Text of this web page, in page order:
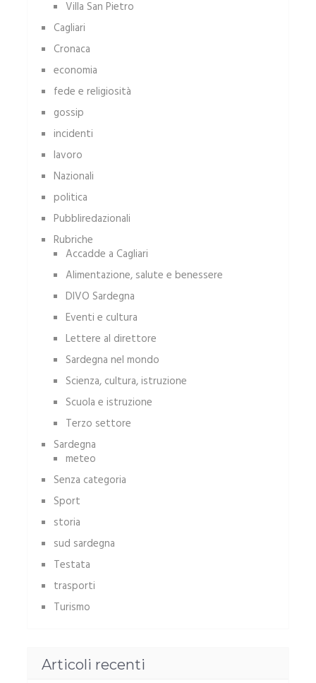
Villa San Pietro
Cagliari
Cronaca
economia
fede e religiosità
gossip
incidenti
lavoro
Nazionali
politica
Pubbliredazionali
Rubriche
Accadde a Cagliari
Alimentazione, salute e benessere
DIVO Sardegna
Eventi e cultura
Lettere al direttore
Sardegna nel mondo
Scienza, cultura, istruzione
Scuola e istruzione
Terzo settore
Sardegna
meteo
Senza categoria
Sport
storia
sud sardegna
Testata
trasporti
Turismo
Articoli recenti